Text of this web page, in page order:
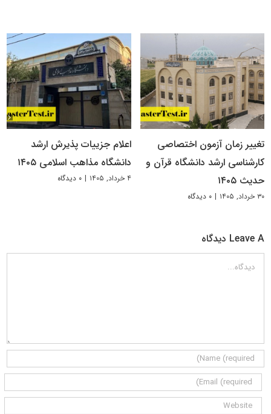
تغییر زمان آزمون اختصاصی
کارشناسی ارشد دانشگاه قرآن و
حدیث ۱۴۰۵
۳۰ خرداد, ۱۴۰۵ | ۰ دیدگاه
اعلام جزییات پذیرش ارشد
دانشگاه مذاهب اسلامی ۱۴۰۵
۴ خرداد, ۱۴۰۵ | ۰ دیدگاه
Leave A دیدگاه
دیدگاه